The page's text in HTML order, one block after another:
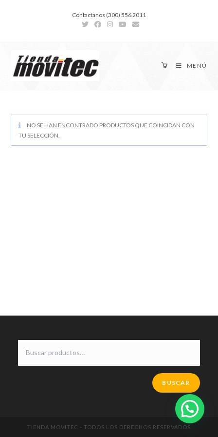
Contactanos (300) 556 2011
MENÚ
NO SE HAN ENCONTRADO PRODUCTOS QUE COINCIDAN CON
TU SELECCIÓN.
BUSCAR
TIENDA MOVITEC - TODOS LOS DERECHOS RESERVADOS